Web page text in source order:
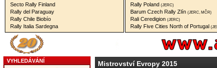
Secto Rally Finland
Rally del Paraguay
Rally Chile Biobío
Rally Italia Sardegna
Rally Poland (JERC)
Barum Czech Rally Zlín (JERC, MČR)
Rali Ceredigion (JERC)
Rally Five Cities North of Portugal
VYHLEDÁVÁNÍ Mistrovství Evropy 2015